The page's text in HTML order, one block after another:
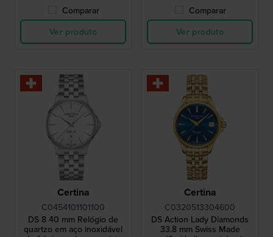
Comparar
Ver produto
Comparar
Ver produto
Certina
C0454101101100
DS 8 40 mm Relógio de
quartzo em aço inoxidável
Certina
C0320513304600
DS Action Lady Diamonds
33.8 mm Swiss Made